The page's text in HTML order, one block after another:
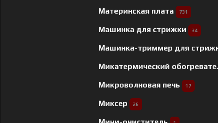
Материнская плата 731
Машинка для стрижки 34
Машинка-триммер для
Микатермический
Микроволновая печь 17
Миксер 26